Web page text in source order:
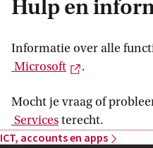
Hulp en
Informatie over alle
Microsoft
Externe link
.
Mocht je vraag of
Servicesterecht.
ICT, accounts en apps